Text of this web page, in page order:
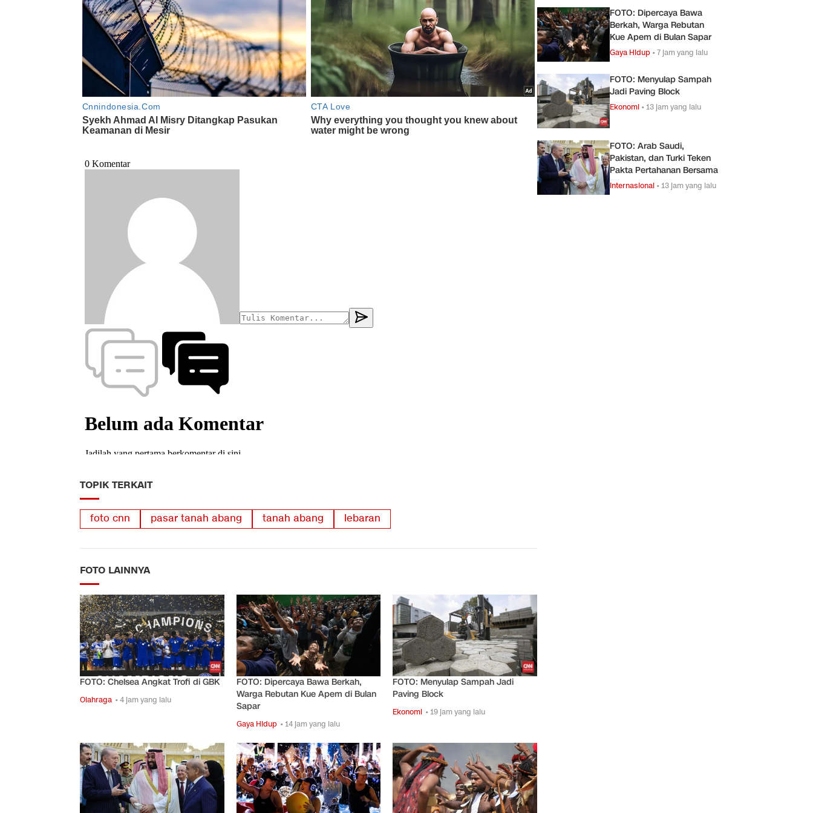
TOPIK TERKAIT
foto cnn pasar tanah abang tanah abang lebaran
FOTO LAINNYA
FOTO: Chelsea Angkat Trofi di GBK
Olahraga • 4 jam yang lalu
FOTO: Dipercaya Bawa Berkah,
Warga Rebutan Kue Apem di Bulan
Sapar
Gaya Hidup • 14 jam yang lalu
FOTO: Menyulap Sampah Jadi
Paving Block
Ekonomi • 19 jam yang lalu
FOTO: Dipercaya Bawa
Berkah, Warga Rebutan
Kue Apem di Bulan Sapar
Gaya Hidup •7 jam yang lalu
FOTO: Menyulap Sampah
Jadi Paving Block
Ekonomi •13 jam yang lalu
FOTO: Arab Saudi,
Pakistan, dan Turki Teken
Pakta Pertahanan Bersama
Internasional •13 jam yang lalu